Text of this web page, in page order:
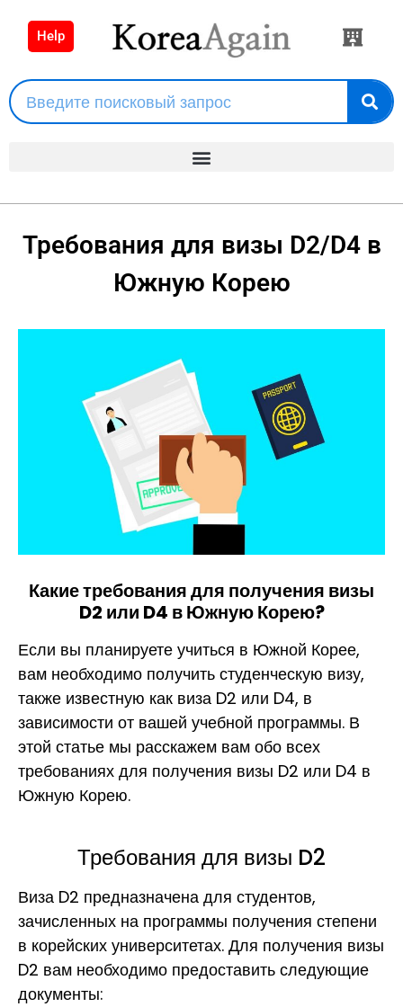
Help
Требования для визы D2/D4 в
Южную Корею
Какие требования для получения визы
D2 или D4 в Южную Корею?
Если вы планируете учиться в Южной Корее,
вам необходимо получить студенческую визу,
также известную как виза D2 или D4, в
зависимости от вашей учебной программы. В
этой статье мы расскажем вам обо всех
требованиях для получения визы D2 или D4 в
Южную Корею.
Требования для визы D2
Виза D2 предназначена для студентов,
зачисленных на программы получения степени
в корейских университетах. Для получения визы
D2 вам необходимо предоставить следующие
документы: